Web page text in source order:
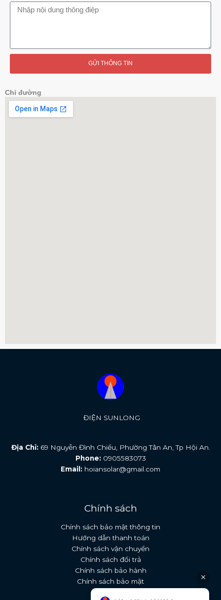
GỬI THÔNG TIN
Chỉ đường
ĐIỆN SUNLONG
Địa Chỉ:69 Nguyễn Đình Chiểu, Phường Tân An, Tp Hội An.
Phone:0905583073
Email: hoiansolar@gmail.com
Chính sách
Chính sách bảo mật thông tin
Hướng dẫn thanh toán
Chính sách vận chuyển
Chính sách đổi trả
Chính sách bảo hành
Chính sách bảo mật